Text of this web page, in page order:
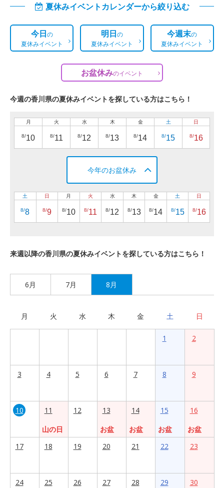
夏休みイベントカレンダーから絞り込む
今日の
夏休みイベント
明日の
夏休みイベント
今週末の
夏休みイベント
お盆休みのイベント
今週の香川県の夏休みイベントを探している方はこちら！
月
8/10
火
8/11
水
8/12
木
8/13
金
8/14
土
8/15
日
8/16
今年のお盆休み
土
8/8
日
8/9
月
8/10
火
8/11
水
8/12
木
8/13
金
8/14
土
8/15
日
8/16
来週以降の香川県の夏休みイベントを探している方はこちら！
6月 7月 8月
月 火 水 木 金 土 日
1 2
3 4 5 6 7 8 9
10
11
山の日
12
13
お盆
14
お盆
15
お盆
16
お盆
17
18 19 20 21 22 23
24 25 26 27 28 29 30